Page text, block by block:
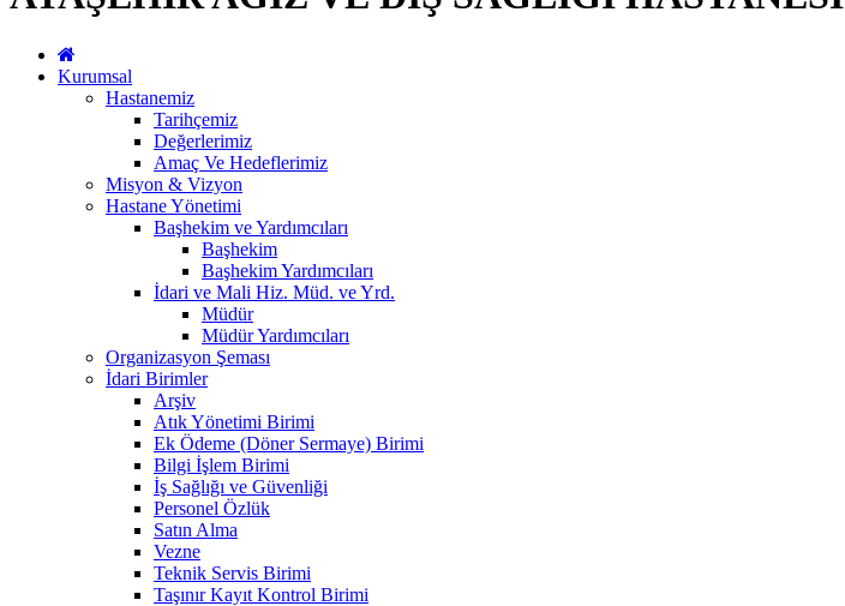
Kurumsal
Hastanemiz
Tarihçemiz
Değerlerimiz
Amaç Ve Hedeflerimiz
Misyon & Vizyon
Hastane Yönetimi
Başhekim ve Yardımcıları
Başhekim
Başhekim Yardımcıları
İdari ve Mali Hiz. Müd. ve Yrd.
Müdür
Müdür Yardımcıları
Organizasyon Şeması
İdari Birimler
Arşiv
Atık Yönetimi Birimi
Ek Ödeme (Döner Sermaye) Birimi
Bilgi İşlem Birimi
İş Sağlığı ve Güvenliği
Personel Özlük
Satın Alma
Vezne
Teknik Servis Birimi
Taşınır Kayıt Kontrol Birimi